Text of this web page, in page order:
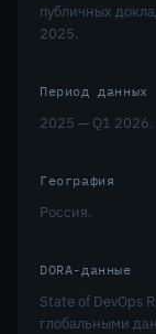
публичных
2025.
Период данных
2025 — Q1 2026.
География
Россия.
DORA-данные
State of DevOps
глобальными